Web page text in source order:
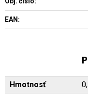
EAN:
Hmotnosť